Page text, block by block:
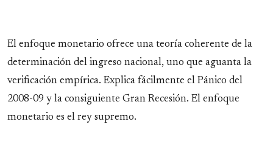
El enfoque monetario ofrece una teoría coherente de la
determinación del ingreso nacional, uno que aguanta la
verificación empírica. Explica fácilmente el Pánico del
2008-09 y la consiguiente Gran Recesión. El enfoque
monetario es el rey supremo.